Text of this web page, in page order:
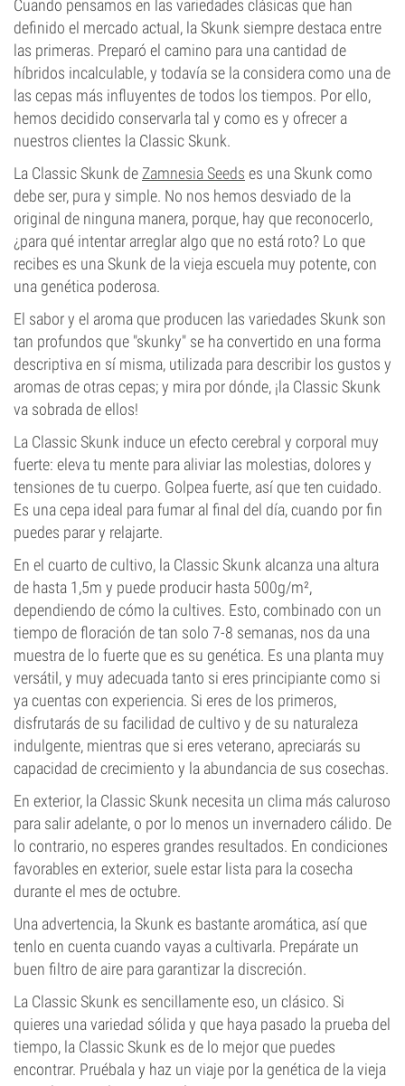
Cuando pensamos en las variedades clásicas que han
definido el mercado actual, la Skunk siempre destaca entre
las primeras. Preparó el camino para una cantidad de
híbridos incalculable, y todavía se la considera como una de
las cepas más influyentes de todos los tiempos. Por ello,
hemos decidido conservarla tal y como es y ofrecer a
nuestros clientes la Classic Skunk.
La Classic Skunk de Zamnesia Seeds es una Skunk como
debe ser, pura y simple. No nos hemos desviado de la
original de ninguna manera, porque, hay que reconocerlo,
¿para qué intentar arreglar algo que no está roto? Lo que
recibes es una Skunk de la vieja escuela muy potente, con
una genética poderosa.
El sabor y el aroma que producen las variedades Skunk son
tan profundos que "skunky" se ha convertido en una forma
descriptiva en sí misma, utilizada para describir los gustos y
aromas de otras cepas; y mira por dónde, ¡la Classic Skunk
va sobrada de ellos!
La Classic Skunk induce un efecto cerebral y corporal muy
fuerte: eleva tu mente para aliviar las molestias, dolores y
tensiones de tu cuerpo. Golpea fuerte, así que ten cuidado.
Es una cepa ideal para fumar al final del día, cuando por fin
puedes parar y relajarte.
En el cuarto de cultivo, la Classic Skunk alcanza una altura
de hasta 1,5m y puede producir hasta 500g/m²,
dependiendo de cómo la cultives. Esto, combinado con un
tiempo de floración de tan solo 7-8 semanas, nos da una
muestra de lo fuerte que es su genética. Es una planta muy
versátil, y muy adecuada tanto si eres principiante como si
ya cuentas con experiencia. Si eres de los primeros,
disfrutarás de su facilidad de cultivo y de su naturaleza
indulgente, mientras que si eres veterano, apreciarás su
capacidad de crecimiento y la abundancia de sus cosechas.
En exterior, la Classic Skunk necesita un clima más caluroso
para salir adelante, o por lo menos un invernadero cálido. De
lo contrario, no esperes grandes resultados. En condiciones
favorables en exterior, suele estar lista para la cosecha
durante el mes de octubre.
Una advertencia, la Skunk es bastante aromática, así que
tenlo en cuenta cuando vayas a cultivarla. Prepárate un
buen filtro de aire para garantizar la discreción.
La Classic Skunk es sencillamente eso, un clásico. Si
quieres una variedad sólida y que haya pasado la prueba del
tiempo, la Classic Skunk es de lo mejor que puedes
encontrar. Pruébala y haz un viaje por la genética de la vieja